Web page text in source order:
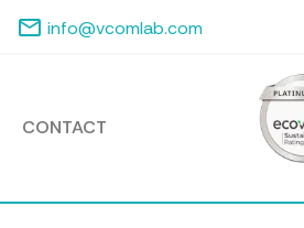
mail_outline info@vcomlab.com
CONTACT